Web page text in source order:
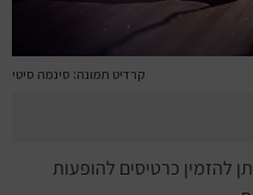
קרדיט תמונה: סינמה סיטי
להזמין כרטיסים להופעות